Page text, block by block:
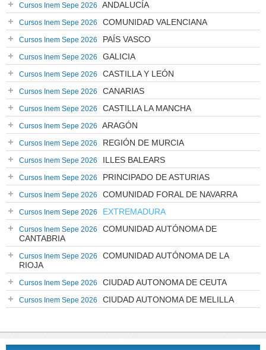
Cursos Inem Sepe 2026 ANDALUCÍA
Cursos Inem Sepe 2026 COMUNIDAD VALENCIANA
Cursos Inem Sepe 2026 PAÍS VASCO
Cursos Inem Sepe 2026 GALICIA
Cursos Inem Sepe 2026 CASTILLA Y LEÓN
Cursos Inem Sepe 2026 CANARIAS
Cursos Inem Sepe 2026 CASTILLA LA MANCHA
Cursos Inem Sepe 2026 ARAGÓN
Cursos Inem Sepe 2026 REGIÓN DE MURCIA
Cursos Inem Sepe 2026 ILLES BALEARS
Cursos Inem Sepe 2026 PRINCIPADO DE ASTURIAS
Cursos Inem Sepe 2026 COMUNIDAD FORAL DE NAVARRA
Cursos Inem Sepe 2026 EXTREMADURA
Cursos Inem Sepe 2026
COMUNIDAD AUTÓNOMA DE
CANTABRIA
Cursos Inem Sepe 2026
COMUNIDAD AUTÓNOMA DE LA
RIOJA
Cursos Inem Sepe 2026 CIUDAD AUTONOMA DE CEUTA
Cursos Inem Sepe 2026 CIUDAD AUTONOMA DE MELILLA